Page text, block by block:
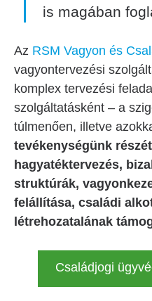
is magában
Az RSM Vagyon és
vagyontervezési
komplex tervezési
szolgáltatásként – a
túlmenően, illetve
tevékenységünk
hagyatéktervezés,
struktúrák,
felállítása, családi
létrehozatalának
Családjogi